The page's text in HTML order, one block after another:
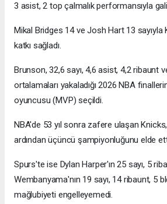
3 asist, 2 top çalmalık performansıyla
Mikal Bridges 14 ve Josh Hart 13 sayıyla
katkı sağladı.
Brunson, 32,6 sayı, 4,6 asist, 4,2 ribaunt
ortalamaları yakaladığı 2026 NBA
oyuncusu (MVP) seçildi.
NBA'de 53 yıl sonra zafere ulaşan
ardından üçüncü şampiyonluğunu elde
Spurs'te ise Dylan Harper'ın 25 sayı, 5
Wembanyama'nın 19 sayı, 14 ribaunt, 5
mağlubiyeti engelleyemedi.